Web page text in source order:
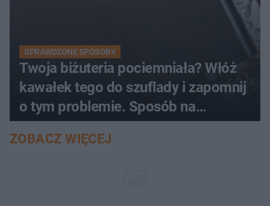
SPRAWDZONE SPOSOBY
Twoja biżuteria pociemniała? Włóż
kawałek tego do szuflady i zapomnij
o tym problemie. Sposób na
pociemniałą biżuterię
ZOBACZ WIĘCEJ